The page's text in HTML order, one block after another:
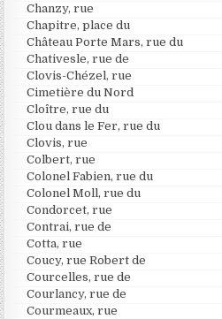
Chanzy, rue
Chapitre, place du
Château Porte Mars, rue du
Chativesle, rue de
Clovis-Chézel, rue
Cimetière du Nord
Cloître, rue du
Clou dans le Fer, rue du
Clovis, rue
Colbert, rue
Colonel Fabien, rue du
Colonel Moll, rue du
Condorcet, rue
Contrai, rue de
Cotta, rue
Coucy, rue Robert de
Courcelles, rue de
Courlancy, rue de
Courmeaux, rue